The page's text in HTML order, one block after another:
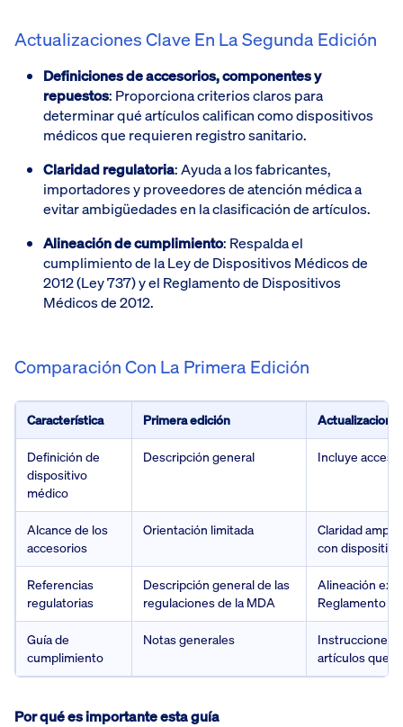
Actualizaciones Clave En La Segunda Edición
Definiciones de accesorios, componentes y
repuestos: Proporciona criterios claros para
determinar qué artículos califican como dispositivos
médicos que requieren registro sanitario.
Claridad regulatoria: Ayuda a los fabricantes,
importadores y proveedores de atención médica a
evitar ambigüedades en la clasificación de artículos.
Alineación de cumplimiento: Respalda el
cumplimiento de la Ley de Dispositivos Médicos de
2012 (Ley 737) y el Reglamento de Dispositivos
Médicos de 2012.
Comparación Con La Primera Edición
Característica Primera edición
Definición de
dispositivo
médico
Descripción general Incluye
Alcance de los
accesorios
Orientación limitada
Claridad
con
Referencias
regulatorias
Descripción general de las
regulaciones de la MDA
Alineación
Reglamento
Guía de
cumplimiento
Notas generales
Instrucciones
artículos que
Por qué es importante esta guía